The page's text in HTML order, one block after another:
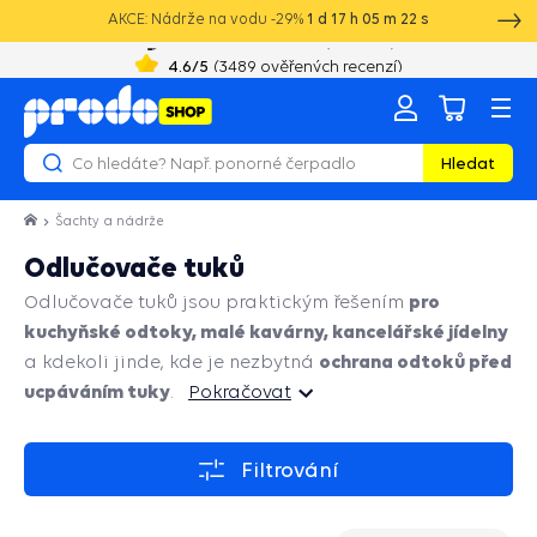
AKCE: Nádrže na vodu -29% 1 d 17 h 05 m 22 s
4.6 /5 (3489 ověřených recenzí)
Hledat
Šachty a nádrže
Odlučovače tuků
Odlučovače tuků jsou praktickým řešením pro
kuchyňské odtoky, malé kavárny, kancelářské jídelny
a kdekoli jinde, kde je nezbytná ochrana odtoků před
ucpáváním tuky
Pokračovat
Pokračovat
Filtrování